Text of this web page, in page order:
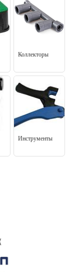
Коллекторы
Инструменты